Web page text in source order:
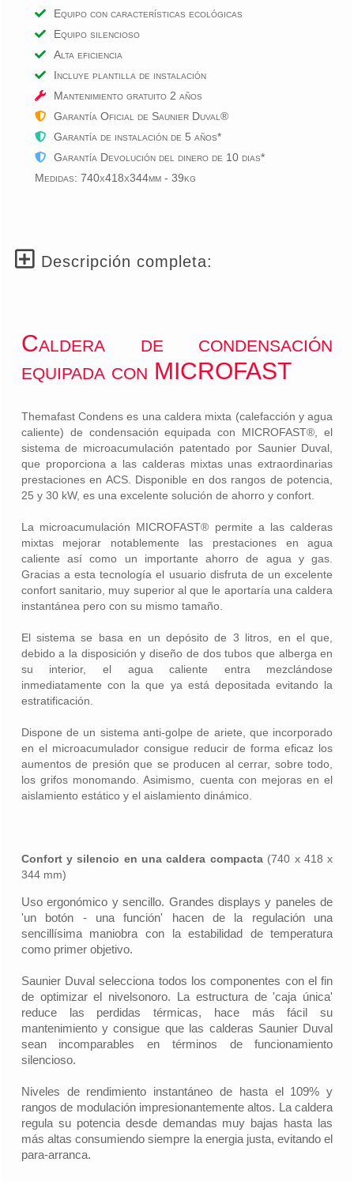
Equipo con características ecológicas
Equipo silencioso
Alta eficiencia
Incluye plantilla de instalación
Mantenimiento gratuito 2 años
Garantía Oficial de Saunier Duval®
Garantía de instalaciónde 5 años*
Garantía Devolución del dinero de 10 dias*
Medidas: 740x418x344mm - 39kg
Descripción completa:
Caldera de condensación
equipada con MICROFAST
Themafast Condens es una caldera mixta (calefacción y agua
caliente) de condensación equipada con MICROFAST®, el
sistema de microacumulación patentado por Saunier Duval,
que proporciona a las calderas mixtas unas extraordinarias
prestaciones en ACS. Disponible en dos rangos de potencia,
25 y 30 kW, es una excelente solución de ahorro y confort.
La microacumulación MICROFAST® permite a las calderas
mixtas mejorar notablemente las prestaciones en agua
caliente así como un importante ahorro de agua y gas.
Gracias a esta tecnología el usuario disfruta de un excelente
confort sanitario, muy superior al que le aportaría una caldera
instantánea pero con su mismo tamaño.
El sistema se basa en un depósito de 3 litros, en el que,
debido a la disposición y diseño de dos tubos que alberga en
su interior, el agua caliente entra mezclándose
inmediatamente con la que ya está depositada evitando la
estratificación.
Dispone de un sistema anti-golpe de ariete, que incorporado
en el microacumulador consigue reducir de forma eficaz los
aumentos de presión que se producen al cerrar, sobre todo,
los grifos monomando. Asimismo, cuenta con mejoras en el
aislamiento estático y el aislamiento dinámico.
Confort y silencio en una caldera compacta (740 x 418 x
344 mm)
Uso ergonómico y sencillo. Grandes displays y paneles de
'un botón - una función' hacen de la regulación una
sencillísima maniobra con la estabilidad de temperatura
como primer objetivo.
Saunier Duval selecciona todos los componentes con el fin
de optimizar el nivelsonoro. La estructura de 'caja única'
reduce las perdidas térmicas, hace más fácil su
mantenimiento y consigue que las calderas Saunier Duval
sean incomparables en términos de funcionamiento
silencioso.
Niveles de rendimiento instantáneo de hasta el 109% y
rangos de modulación impresionantemente altos. La caldera
regula su potencia desde demandas muy bajas hasta las
más altas consumiendo siempre la energia justa, evitando el
para-arranca.